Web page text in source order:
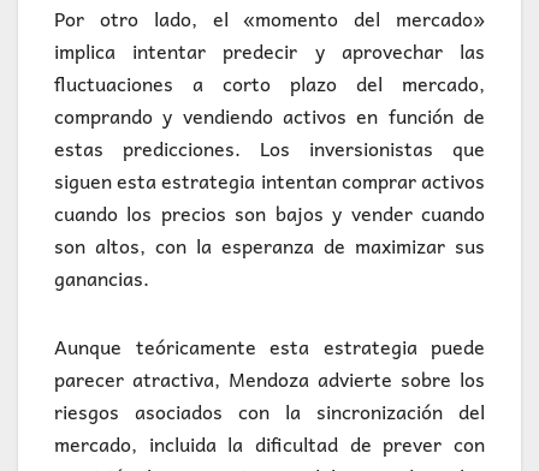
Por otro lado, el «momento del mercado»
implica intentar predecir y aprovechar las
fluctuaciones a corto plazo del mercado,
comprando y vendiendo activos en función de
estas predicciones. Los inversionistas que
siguen esta estrategia intentan comprar activos
cuando los precios son bajos y vender cuando
son altos, con la esperanza de maximizar sus
ganancias.
Aunque teóricamente esta estrategia puede
parecer atractiva, Mendoza advierte sobre los
riesgos asociados con la sincronización del
mercado, incluida la dificultad de prever con